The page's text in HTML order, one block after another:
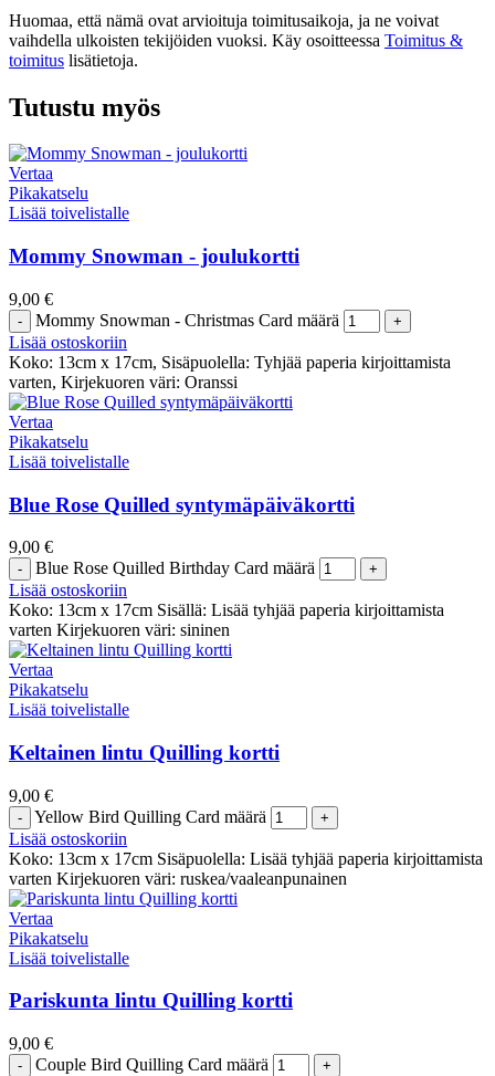
Huomaa, että nämä ovat arvioituja toimitusaikoja, ja ne voivat
vaihdella ulkoisten tekijöiden vuoksi. Käy osoitteessa Toimitus &
toimitus lisätietoja.
Tutustu myös
Vertaa
Pikakatselu
Lisää toivelistalle
Mommy Snowman - joulukortti
9,00 €
Mommy Snowman - Christmas Card määrä
Lisää ostoskoriin
Koko: 13cm x 17cm, Sisäpuolella: Tyhjää paperia kirjoittamista
varten, Kirjekuoren väri: Oranssi
Vertaa
Pikakatselu
Lisää toivelistalle
Blue Rose Quilled syntymäpäiväkortti
9,00 €
Blue Rose Quilled Birthday Card määrä
Lisää ostoskoriin
Koko: 13cm x 17cm Sisällä: Lisää tyhjää paperia kirjoittamista
varten Kirjekuoren väri: sininen
Vertaa
Pikakatselu
Lisää toivelistalle
Keltainen lintu Quilling kortti
9,00 €
Yellow Bird Quilling Card määrä
Lisää ostoskoriin
Koko: 13cm x 17cm Sisäpuolella: Lisää tyhjää paperia kirjoittamista
varten Kirjekuoren väri: ruskea/vaaleanpunainen
Vertaa
Pikakatselu
Lisää toivelistalle
Pariskunta lintu Quilling kortti
9,00 €
Couple Bird Quilling Card määrä